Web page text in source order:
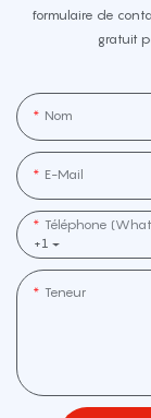
formulaire de
gratuit
Nom
E-Mail
+1
Téléphone
Teneur